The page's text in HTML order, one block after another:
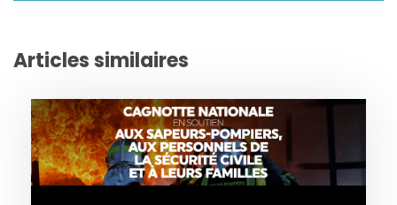
Articles similaires